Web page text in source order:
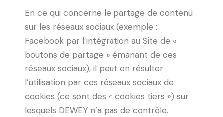
En ce qui concerne le partage de contenu
sur les réseaux sociaux (exemple :
Facebook par l’intégration au Site de «
boutons de partage » émanant de ces
réseaux sociaux), il peut en résulter
l’utilisation par ces réseaux sociaux de
cookies (ce sont des « cookies tiers ») sur
lesquels DEWEY n’a pas de contrôle.